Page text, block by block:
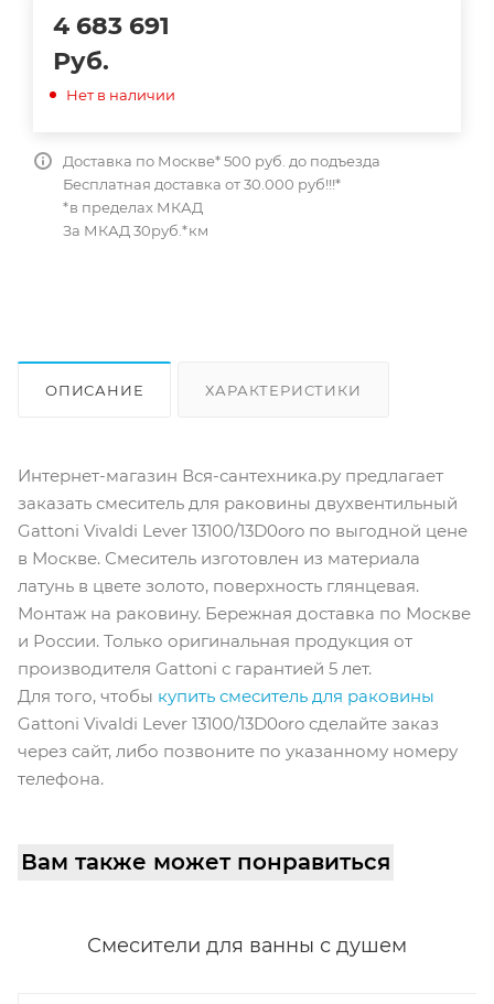
4 683 691
Руб.
Нет в наличии
Доставка по Москве* 500 руб. до подъезда
Бесплатная доставка от 30.000 руб!!!*
*в пределах МКАД
За МКАД 30руб.*км
ОПИСАНИЕ ХАРАКТЕРИСТИКИ
Интернет-магазин Вся-сантехника.ру предлагает
заказать смеситель для раковины двухвентильный
Gattoni Vivaldi Lever 13100/13D0oro по выгодной цене
в Москве. Смеситель изготовлен из материала
латунь в цвете золото, поверхность глянцевая.
Монтаж на раковину. Бережная доставка по Москве
и России. Только оригинальная продукция от
производителя Gattoni с гарантией 5 лет.
Для того, чтобы купить смеситель для раковины
Gattoni Vivaldi Lever 13100/13D0oro сделайте заказ
через сайт, либо позвоните по указанному номеру
телефона.
Вам также может понравиться
Смесители для ванны с душем